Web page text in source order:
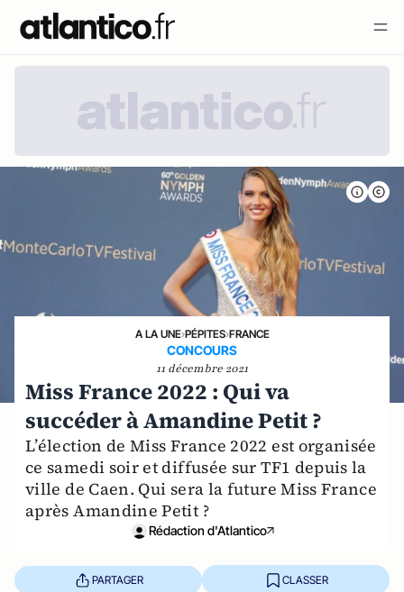
A LA UNE›PÉPITES›FRANCE
CONCOURS
11 décembre 2021
Miss France 2022 : Qui va
succéder à Amandine Petit ?
L’élection de Miss France 2022 est organisée
ce samedi soir et diffusée sur TF1 depuis la
ville de Caen. Qui sera la future Miss France
après Amandine Petit ?
Rédaction d'Atlantico
PARTAGER CLASSER